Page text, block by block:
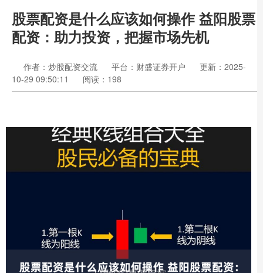
股票配资是什么应该如何操作 益阳股票
配资：助力投资，把握市场先机
作者：炒股配资交流 平台：财盛证券开户
更新：2025-
10-29 09:50:11
阅读：198